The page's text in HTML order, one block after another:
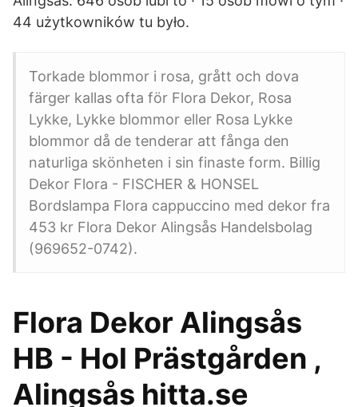
44 użytkowników tu było.
Torkade blommor i rosa, grått och dova
färger kallas ofta för Flora Dekor, Rosa
Lykke, Lykke blommor eller Rosa Lykke
blommor då de tenderar att fånga den
naturliga skönheten i sin finaste form. Billig
Dekor Flora - FISCHER & HONSEL
Bordslampa Flora cappuccino med dekor fra
453 kr Flora Dekor Alingsås Handelsbolag
(969652-0742).
Flora Dekor Alingsås
HB - Hol Prästgården ,
Alingsås hitta.se